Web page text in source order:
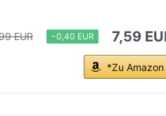
EUR −0,40 EUR 7,59
*Zu Amazon